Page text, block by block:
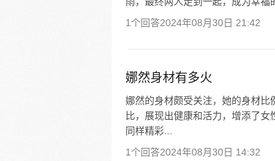
1个回答2024年08月30日 21:42
娜然身材有多火
娜然的身材颇受关注，她的身材
比，展现出健康和活力，增添了
同样精彩...
1个回答2024年08月30日 14:32